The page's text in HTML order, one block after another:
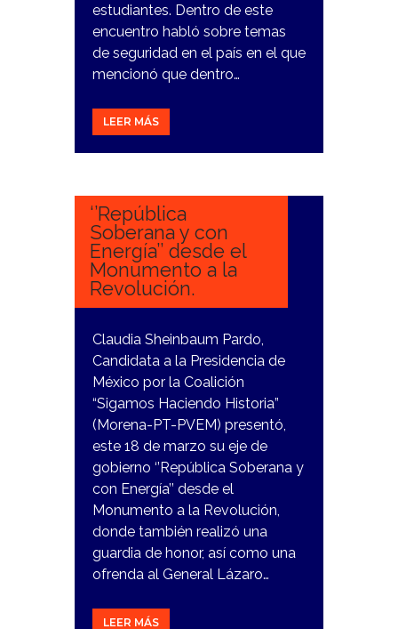
estudiantes. Dentro de este
encuentro habló sobre temas
de seguridad en el país en el que
mencionó que dentro…
LEER MÁS
19
‘’República
Soberana y con
Energía’’ desde el
Monumento a la
Revolución.
Claudia Sheinbaum Pardo,
Candidata a la Presidencia de
México por la Coalición
“Sigamos Haciendo Historia”
(Morena-PT-PVEM) presentó,
este 18 de marzo su eje de
gobierno ‘’República Soberana y
con Energía’’ desde el
Monumento a la Revolución,
donde también realizó una
guardia de honor, así como una
ofrenda al General Lázaro…
LEER MÁS